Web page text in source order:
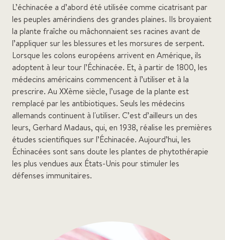
L’échinacée a d’abord été utilisée comme cicatrisant par
les peuples amérindiens des grandes plaines. Ils broyaient
la plante fraîche ou mâchonnaient ses racines avant de
l’appliquer sur les blessures et les morsures de serpent.
Lorsque les colons européens arrivent en Amérique, ils
adoptent à leur tour l’Échinacée. Et, à partir de 1800, les
médecins américains commencent à l’utiliser et à la
prescrire. Au XXème siècle, l’usage de la plante est
remplacé par les antibiotiques. Seuls les médecins
allemands continuent à l'utiliser. C’est d’ailleurs un des
leurs, Gerhard Madaus, qui, en 1938, réalise les premières
études scientifiques sur l’Échinacée. Aujourd’hui, les
Échinacées sont sans doute les plantes de phytothérapie
les plus vendues aux États-Unis pour stimuler les
défenses immunitaires.